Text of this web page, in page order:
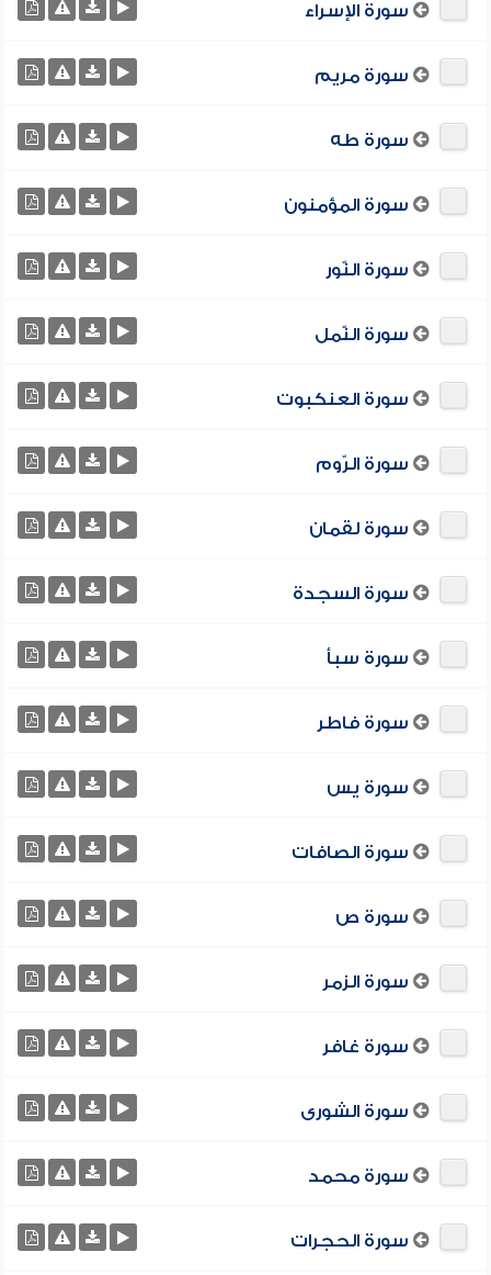
سورة الإسراء
سورة مريم
سورة طه
سورة المؤمنون
سورة النّور
سورة النّمل
سورة العنكبوت
سورة الرّوم
سورة لقمان
سورة السجدة
سورة سبأ
سورة فاطر
سورة يس
سورة الصافات
سورة ص
سورة الزمر
سورة غافر
سورة الشورى
سورة محمد
سورة الحجرات